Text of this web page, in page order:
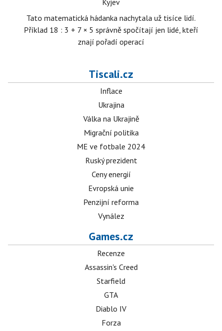
Kyjev
Tato matematická hádanka nachytala už tisíce lidí.
Příklad 18 : 3 + 7 × 5 správně spočítají jen lidé, kteří
znají pořadí operací
Tiscali.cz
Inflace
Ukrajina
Válka na Ukrajině
Migrační politika
ME ve fotbale 2024
Ruský prezident
Ceny energií
Evropská unie
Penzijní reforma
Vynález
Games.cz
Recenze
Assassin's Creed
Starfield
GTA
Diablo IV
Forza